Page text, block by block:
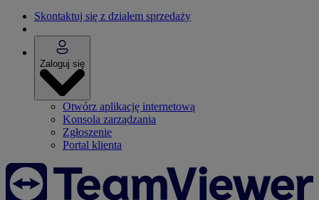
Skontaktuj się z działem sprzedaży
Zaloguj się
Otwórz aplikację internetową
Konsola zarządzania
Zgłoszenie
Portal klienta